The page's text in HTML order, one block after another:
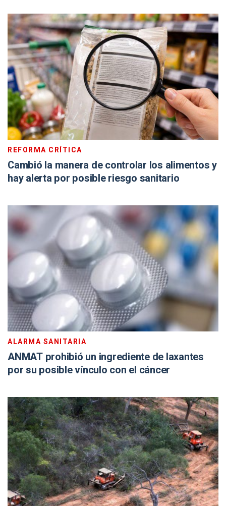
REFORMA CRÍTICA
Cambió la manera de controlar los alimentos y
hay alerta por posible riesgo sanitario
ALARMA SANITARIA
ANMAT prohibió un ingrediente de laxantes
por su posible vínculo con el cáncer